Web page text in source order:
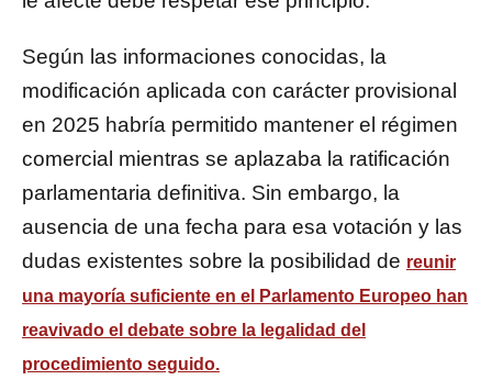
Según las informaciones conocidas, la
modificación aplicada con carácter provisional
en 2025 habría permitido mantener el régimen
comercial mientras se aplazaba la ratificación
parlamentaria definitiva. Sin embargo, la
ausencia de una fecha para esa votación y las
dudas existentes sobre la posibilidad de reunir
una mayoría suficiente en el Parlamento Europeo han
reavivado el debate sobre la legalidad del
procedimiento seguido.